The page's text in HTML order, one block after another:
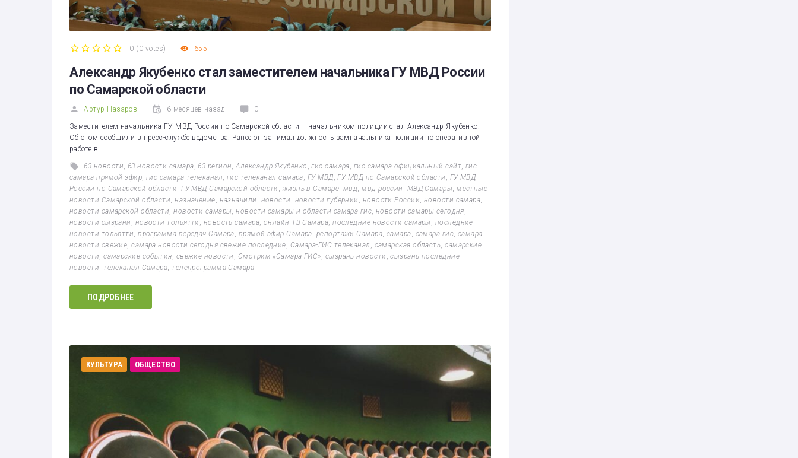
0 ( 0 votes) 655
Александр Якубенко стал заместителем начальника ГУ МВД России
по Самарской области
Артур Назаров 6 месяцев назад 0
Заместителем начальника ГУ МВД России по Самарской области – начальником полиции стал Александр Якубенко.
Об этом сообщили в пресс-службе ведомства. Ранее он занимал должность замначальника полиции по оперативной
работе в…
63 новости, 63 новости самара,63 регион,Александр Якубенко ,гис самара, гис самара официальный сайт, гис
самара прямой эфир,гис самара телеканал, гис телеканал самара, ГУ МВД,ГУ МВД по Самарской области , ГУ МВД
России по Самарской области,ГУ МВД Самарской области , жизнь в Самаре, мвд,мвд россии , МВД Самары,местные
новости Самарской области,назначение, назначили , новости , новости губернии , новости России, новости самара,
новости самарской области,новости самары,новости самары и области самара гис,новости самары сегодня,
новости сызрани , новости тольятти , новость самара, онлайн ТВ Самара,последние новости самары , последние
новости тольятти,программа передач Самара, прямой эфир Самара, репортажи Самара, самара, самара гис, самара
новости свежие,самара новости сегодня свежие последние, Самара-ГИС телеканал , самарская область,самарские
новости,самарские события, свежие новости , Смотрим «Самара-ГИС», сызрань новости ,сызрань последние
новости,телеканал Самара,телепрограмма Самара
ПОДРОБНЕЕ
КУЛЬТУРА ОБЩЕСТВО